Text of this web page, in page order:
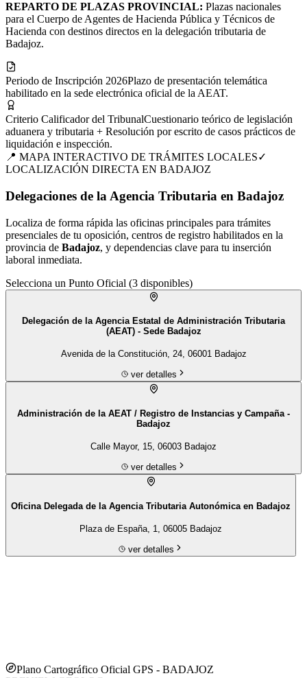
REPARTO DE PLAZAS PROVINCIAL: Plazas nacionales
para el Cuerpo de Agentes de Hacienda Pública y Técnicos de
Hacienda con destinos directos en la delegación tributaria de
Badajoz.
Periodo de Inscripción 2026Plazo de presentación telemática
habilitado en la sede electrónica oficial de la AEAT.
Criterio Calificador del TribunalCuestionario teórico de legislación
aduanera y tributaria + Resolución por escrito de casos prácticos de
liquidación e inspección.
📍 MAPA INTERACTIVO DE TRÁMITES LOCALES✓
LOCALIZACIÓN DIRECTA EN BADAJOZ
Delegaciones de la Agencia Tributaria en Badajoz
Localiza de forma rápida las oficinas principales para trámites
presenciales de tu oposición, centros de registro habilitados en la
provincia de Badajoz, y dependencias clave para tu inserción
laboral inmediata.
Selecciona un Punto Oficial (3 disponibles)
Delegación de la Agencia Estatal de Administración Tributaria
(AEAT) - Sede Badajoz
Avenida de la Constitución, 24, 06001 Badajoz
ver detalles
Administración de la AEAT / Registro de Instancias y Campaña -
Badajoz
Calle Mayor, 15, 06003 Badajoz
ver detalles
Oficina Delegada de la Agencia Tributaria Autonómica en Badajoz
Plaza de España, 1, 06005 Badajoz
ver detalles
Plano Cartográfico Oficial GPS - BADAJOZ